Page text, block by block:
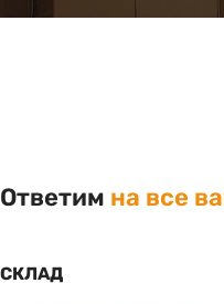
Ответим на все
СКЛАД